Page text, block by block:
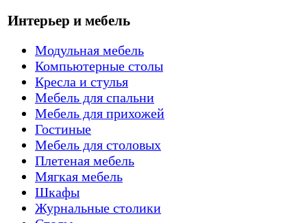
Интерьер и мебель
Модульная мебель
Компьютерные столы
Кресла и стулья
Мебель для спальни
Мебель для прихожей
Гостиные
Мебель для столовых
Плетеная мебель
Мягкая мебель
Шкафы
Журнальные столики